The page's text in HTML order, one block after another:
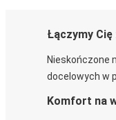
Łączymy
Nieskończone
docelowych w
Komfort na